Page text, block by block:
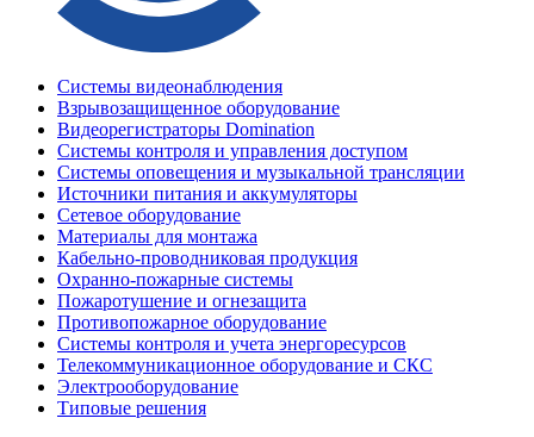
Системы видеонаблюдения
Взрывозащищенное оборудование
Видеорегистраторы Domination
Системы контроля и управления доступом
Системы оповещения и музыкальной трансляции
Источники питания и аккумуляторы
Сетевое оборудование
Материалы для монтажа
Кабельно-проводниковая продукция
Охранно-пожарные системы
Пожаротушение и огнезащита
Противопожарное оборудование
Системы контроля и учета энергоресурсов
Телекоммуникационное оборудование и СКС
Электрооборудование
Типовые решения